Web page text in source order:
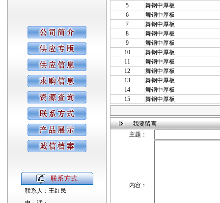
联系人：王红民
5
舞钢中厚板
6
舞钢中厚板
7
舞钢中厚板
8
舞钢中厚板
9
舞钢中厚板
10
舞钢中厚板
11
舞钢中厚板
12
舞钢中厚板
13
舞钢中厚板
14
舞钢中厚板
15
舞钢中厚板
我要留言
主题：
内容：